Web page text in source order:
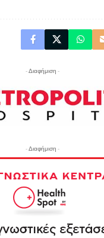
- Διαφήμιση -
- Διαφήμιση -